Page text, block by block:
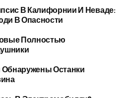
В Калифорнии И Неваде:
В Опасности
Полностью
Останки